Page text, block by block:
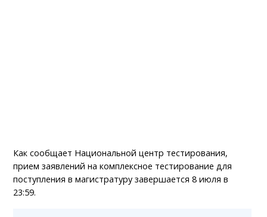
Как сообщает Национальной центр тестирования,
прием заявлений на комплексное тестирование для
поступления в магистратуру завершается 8 июля в
23:59.